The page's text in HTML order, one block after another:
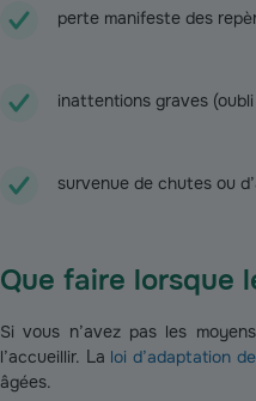
perte manifeste des
inattentions graves
survenue de chutes ou
Que faire lorsque
Si vous n’avez pas les
l’accueillir. La loi d’adaptation
âgées.